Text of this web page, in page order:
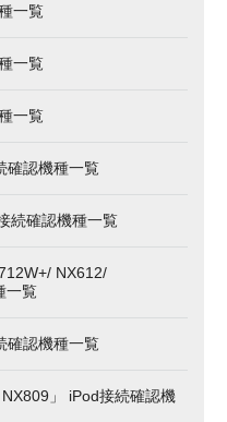
一覧
一覧
一覧
確認機種一覧
続確認機種一覧
NX612/
一覧
確認機種一覧
」 iPod接続確認機